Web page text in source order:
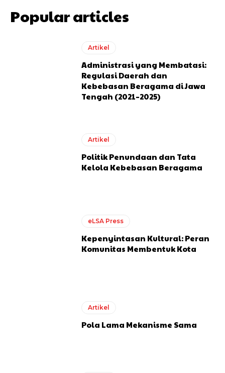
Popular articles
Artikel
Administrasi yang Membatasi:
Regulasi Daerah dan
Kebebasan Beragama di Jawa
Tengah (2021–2025)
Artikel
Politik Penundaan dan Tata
Kelola Kebebasan Beragama
eLSA Press
Kepenyintasan Kultural: Peran
Komunitas Membentuk Kota
Artikel
Pola Lama Mekanisme Sama